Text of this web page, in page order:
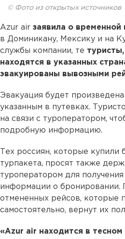
© Фото из открытых источников
Azur air заявила о временной
в Доминикану, Мексику и на
службы компании, те
находятся в указанных
эвакуированы вывозными
Эвакуация будет произведена
указанным в путевках.
на связи с туроператором,
подробную информацию.
Тех россиян, которые купили
турпакета, просят также
туроператором для
информации о бронировании.
отмененных рейсов, которые
самостоятельно, вернут их
«Azur air находится в тесном